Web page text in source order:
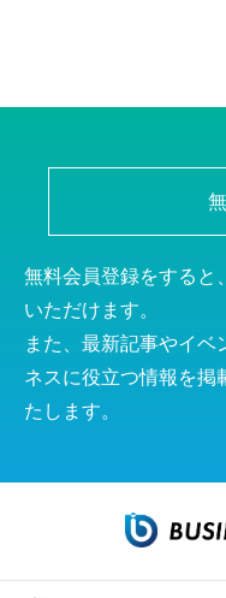
無料会員登録をすると
いただけます。
また、最新記事やイベ
ネスに役立つ情報を掲
たします。